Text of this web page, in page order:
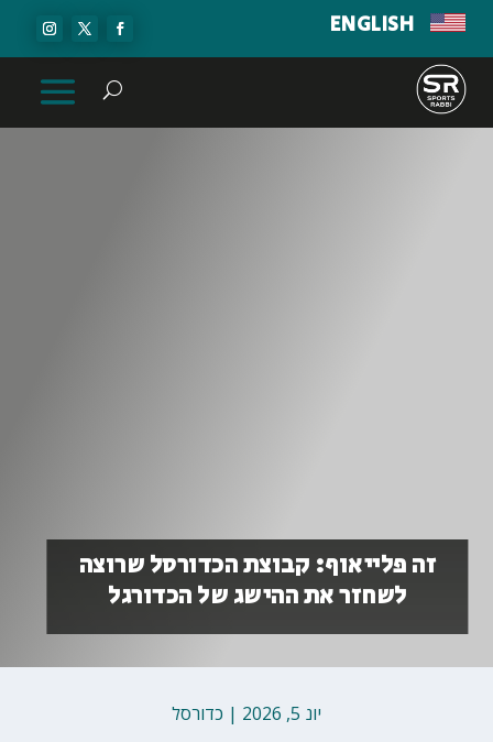
ENGLISH
זה פלייאוף: קבוצת הכדורסל שרוצה
לשחזר את ההישג של הכדורגל
יונ 5, 2026 | כדורסל